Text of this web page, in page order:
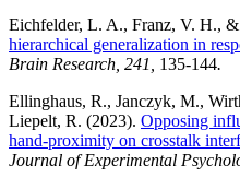
Eichfelder, L. A., Franz, V. H.,
hierarchical generalization in
Brain Research, 241,
135-144.
Ellinghaus, R., Janczyk, M.,
Liepelt, R. (2023). Opposing
hand-proximity on crosstalk
Journal of Experimental